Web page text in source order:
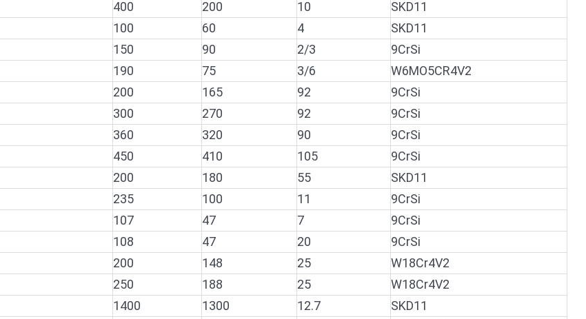
400 200 10
SKD11
100 60 4
SKD11
150 90 2/3
9CrSi
190 75 3/6
W6MO5CR4V2
200 165 92
9CrSi
300 270 92
9CrSi
360 320 90
9CrSi
450 410 105
9CrSi
200 180 55
SKD11
235 100 11
9CrSi
107 47 7
9CrSi
108 47 20
9CrSi
200 148 25
W18Cr4V2
250 188 25
W18Cr4V2
1400 1300 12.7
SKD11